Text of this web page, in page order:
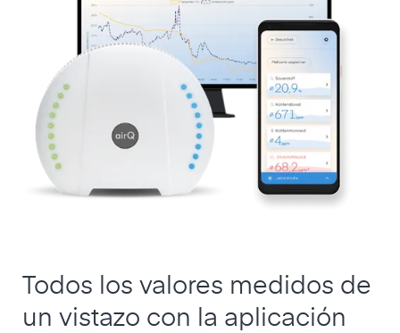
Todos los valores medidos de
un vistazo con la aplicación